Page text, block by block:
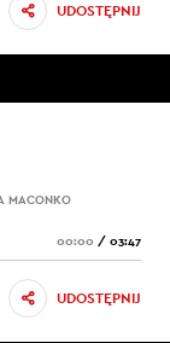
UDOSTĘPNIJ
MACONKO
00:00 / 03:47
UDOSTĘPNIJ